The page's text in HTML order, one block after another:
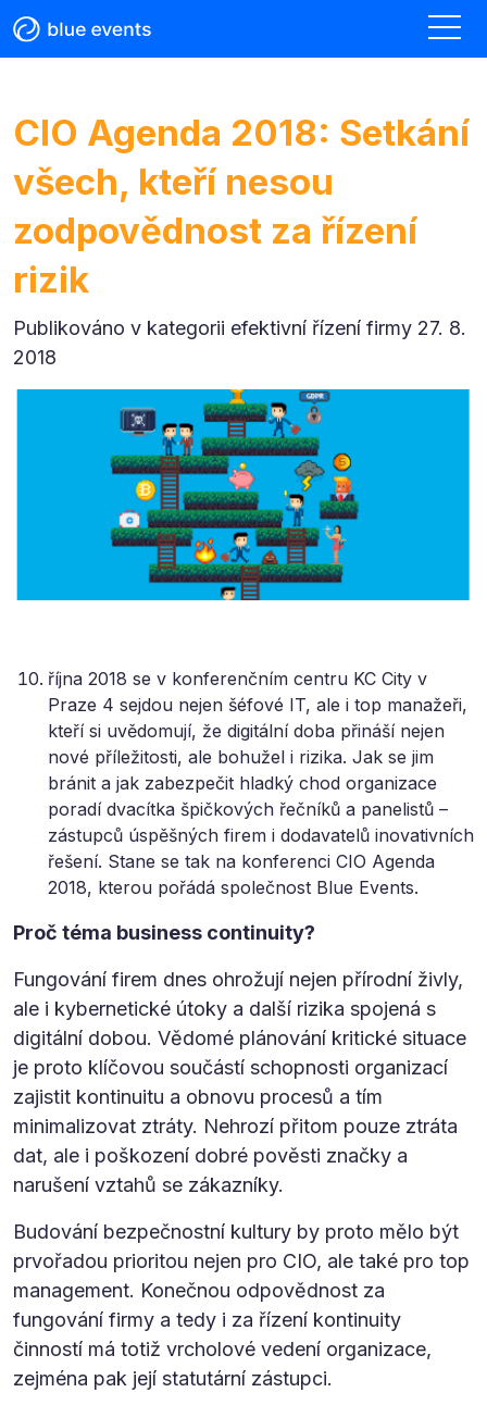
CIO Agenda 2018: Setkání
všech, kteří nesou
zodpovědnost za řízení
rizik
Publikováno v kategorii efektivní řízení firmy 27. 8.
2018
října 2018 se v konferenčním centru KC City v
Praze 4 sejdou nejen šéfové IT, ale i top manažeři,
kteří si uvědomují, že digitální doba přináší nejen
nové příležitosti, ale bohužel i rizika. Jak se jim
bránit a jak zabezpečit hladký chod organizace
poradí dvacítka špičkových řečníků a panelistů –
zástupců úspěšných firem i dodavatelů inovativních
řešení. Stane se tak na konferenci CIO Agenda
2018, kterou pořádá společnost Blue Events.
Proč téma business continuity?
Fungování firem dnes ohrožují nejen přírodní živly,
ale i kybernetické útoky a další rizika spojená s
digitální dobou. Vědomé plánování kritické situace
je proto klíčovou součástí schopnosti organizací
zajistit kontinuitu a obnovu procesů a tím
minimalizovat ztráty. Nehrozí přitom pouze ztráta
dat, ale i poškození dobré pověsti značky a
narušení vztahů se zákazníky.
Budování bezpečnostní kultury by proto mělo být
prvořadou prioritou nejen pro CIO, ale také pro top
management. Konečnou odpovědnost za
fungování firmy a tedy i za řízení kontinuity
činností má totiž vrcholové vedení organizace,
zejména pak její statutární zástupci.